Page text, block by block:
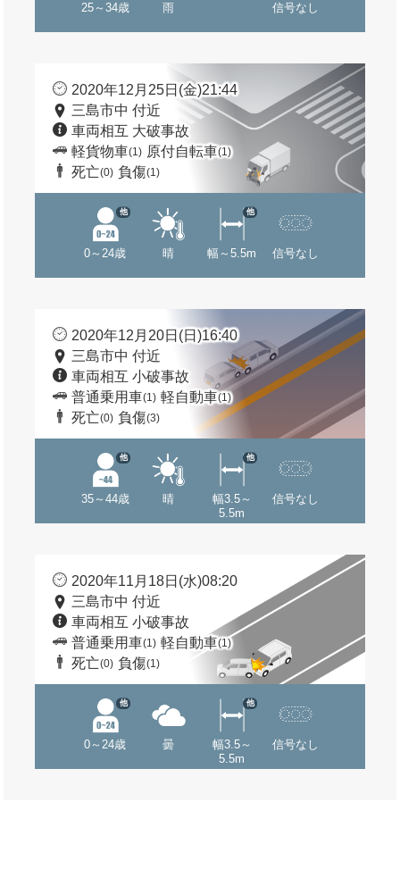
25～34歳 雨 信号なし
2020年12月25日(金)21:44
三島市中 付近
車両相互 大破事故
軽貨物車(1) 原付自転車(1)
死亡(0) 負傷(1)
0～24歳
他
晴 幅～5.5m
他
信号なし
2020年12月20日(日)16:40
三島市中 付近
車両相互 小破事故
普通乗用車(1) 軽自動車(1)
死亡(0) 負傷(3)
35～44歳
他
晴
幅3.5～
5.5m
他
信号なし
2020年11月18日(水)08:20
三島市中 付近
車両相互 小破事故
普通乗用車(1) 軽自動車(1)
死亡(0) 負傷(1)
0～24歳
他
曇
幅3.5～
5.5m
他
信号なし